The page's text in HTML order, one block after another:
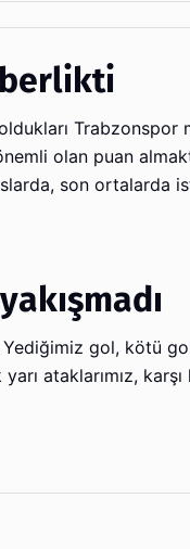
Trabzonspor
olan puan
son ortalarda
gol, kötü
ataklarımız,